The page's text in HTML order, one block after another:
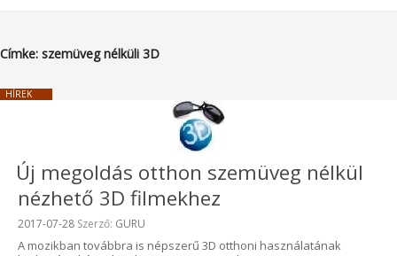
Címke: szemüveg nélküli 3D
HÍREK
Új megoldás otthon szemüveg nélkül
nézhető 3D filmekhez
Beküldve:
2017-07-28 Szerző: GURU
A mozikban továbbra is népszerű 3D otthoni használatának